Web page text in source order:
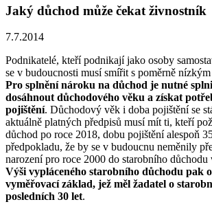
Jaký důchod může čekat živnostník
7.7.2014
Podnikatelé, kteří podnikají jako osoby
se v budoucnosti musí smířit s poměrně
Pro splnění nároku na důchod je nutné
dosáhnout důchodového věku a získat
pojištění. Důchodový věk i doba pojištění se
aktuálně platných předpisů musí mít ti, kteří
důchod po roce 2018, dobu pojištění alespoň
předpokladu, že by se v budoucnu neměnily
narození pro roce 2000 do starobního důchodu
Výši vypláceného starobního důchodu pak
vyměřovací základ, jež měl žadatel o
posledních 30 let.